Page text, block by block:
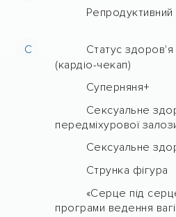
Репродуктивний
С
Статус здоров'я
(кардіо-чекап)
Суперняня+
Сексуальне
передміхурової
Сексуальне
Струнка фігура
«Серце під
програми ведення